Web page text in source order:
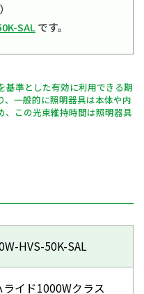
SALです。
準とした有効に利用できる期
一般的に照明器具は本体や内
、この光束維持時間は照明器具
HVS-50K-SAL
ライド1000Wクラス